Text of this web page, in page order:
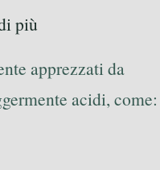
più
apprezzati da
acidi, come: